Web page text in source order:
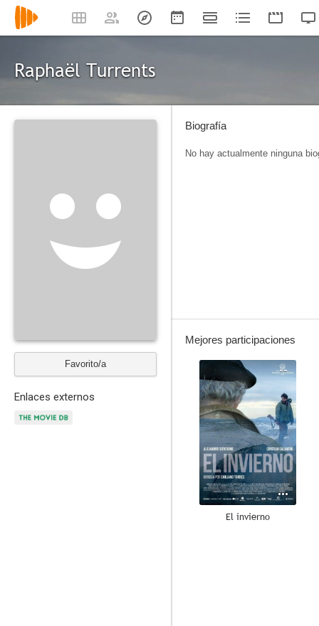
Raphaël Turrents
Favorito/a
Enlaces externos
Biografía
No hay actualmente ninguna
Mejores participaciones
--
El invierno